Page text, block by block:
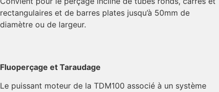
rectangulaires et de barres plates jusqu’à 50mm de
diamètre ou de largeur.
Fluoperçage et Taraudage
Le puissant moteur de la TDM100 associé à un système